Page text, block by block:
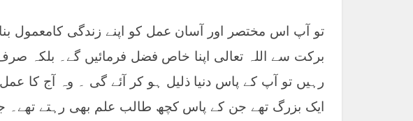
تو آپ اس مختصر اور آسان عمل کو اپنے زندگی کامعمول
برکت سے اللہ تعالی اپنا خاص فضل فرمائیں گے۔ بلکہ
رہیں تو آپ کے پاس دنیا ذلیل ہو کر آئے گی ۔ وہ آج کا
ایک بزرگ تھے جن کے پاس کچھ طالب علم بھی رہتے تھے۔